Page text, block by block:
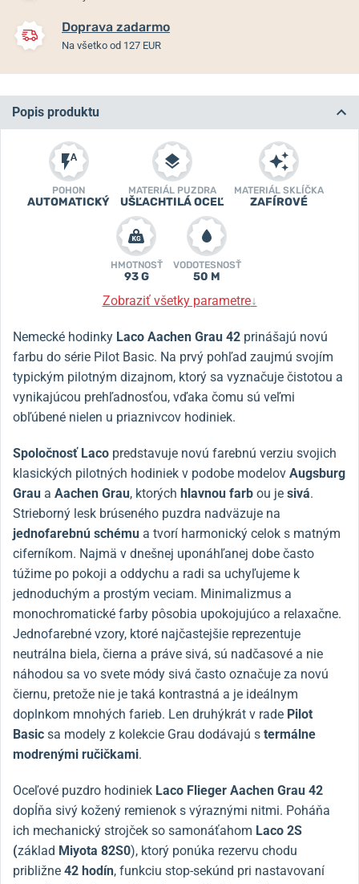
Doprava zadarmo
Na všetko od 127 EUR
Popis produktu
POHON
AUTOMATICKÝ
MATERIÁL PUZDRA
UŠĽACHTILÁ OCEĽ
MATERIÁL SKLÍČKA
ZAFÍROVÉ
HMOTNOSŤ
93 G
VODOTESNOSŤ
50 M
Zobraziť všetky parametre↓
Nemecké hodinky Laco Aachen Grau 42 prinášajú novú
farbu do série Pilot Basic. Na prvý pohľad zaujmú svojím
typickým pilotným dizajnom, ktorý sa vyznačuje čistotou a
vynikajúcou prehľadnosťou, vďaka čomu sú veľmi
obľúbené nielen u priaznivcov hodiniek.
Spoločnosť Laco predstavuje novú farebnú verziu svojich
klasických pilotných hodiniek v podobe modelov Augsburg
Grau a Aachen Grau, ktorých hlavnou farb ou je sivá.
Strieborný lesk brúseného puzdra nadväzuje na
jednofarebnú schému a tvorí harmonický celok s matným
ciferníkom. Najmä v dnešnej uponáhľanej dobe často
túžime po pokoji a oddychu a radi sa uchyľujeme k
jednoduchým a prostým veciam. Minimalizmus a
monochromatické farby pôsobia upokojujúco a relaxačne.
Jednofarebné vzory, ktoré najčastejšie reprezentuje
neutrálna biela, čierna a práve sivá, sú nadčasové a nie
náhodou sa vo svete módy sivá často označuje za novú
čiernu, pretože nie je taká kontrastná a je ideálnym
doplnkom mnohých farieb. Len druhýkrát v rade Pilot
Basic sa modely z kolekcie Grau dodávajú s termálne
modrenými ručičkami.
Oceľové puzdro hodiniek Laco Flieger Aachen Grau 42
dopĺňa sivý kožený remienok s výraznými nitmi. Poháňa
ich mechanický strojček so samonáťahom Laco 2S
(základ Miyota 82S0), ktorý ponúka rezervu chodu
približne 42 hodín, funkciu stop-sekúnd pri nastavovaní